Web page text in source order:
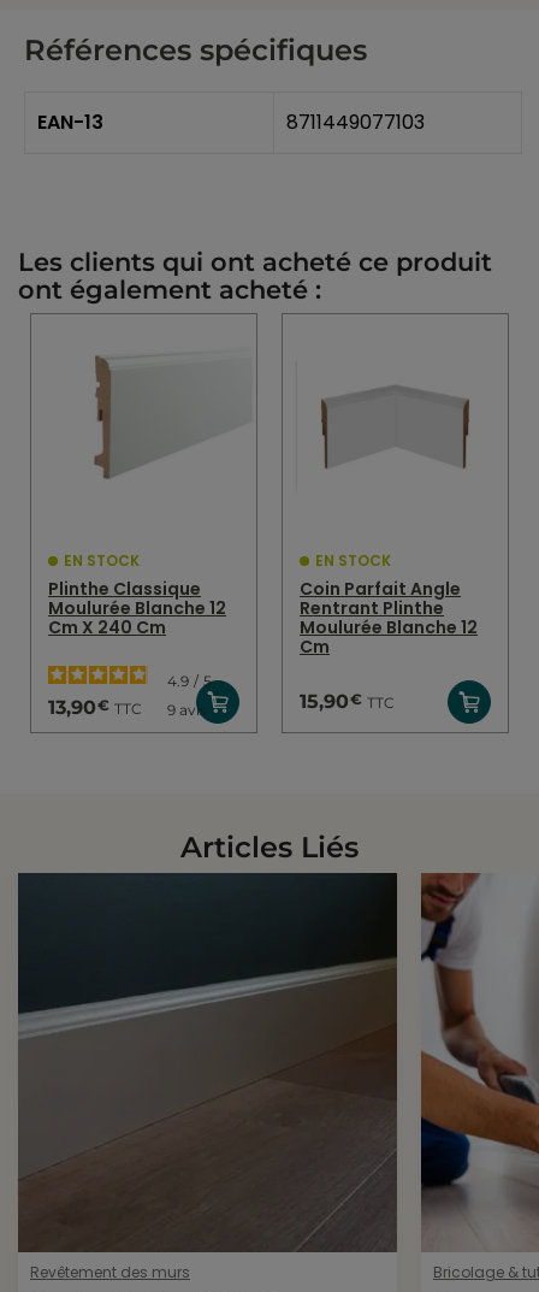
Références spécifiques
EAN-13 8711449077103
Les clients qui ont acheté ce produit
ont également acheté :
EN STOCK
Plinthe Classique
Moulurée Blanche 12
Cm X 240 Cm
4.9 / 5-
9avis
13,90€ TTC
EN STOCK
Coin Parfait Angle
Rentrant Plinthe
Moulurée Blanche 12
Cm
15,90€ TTC
Articles Liés
Revêtement des murs Bricolage &